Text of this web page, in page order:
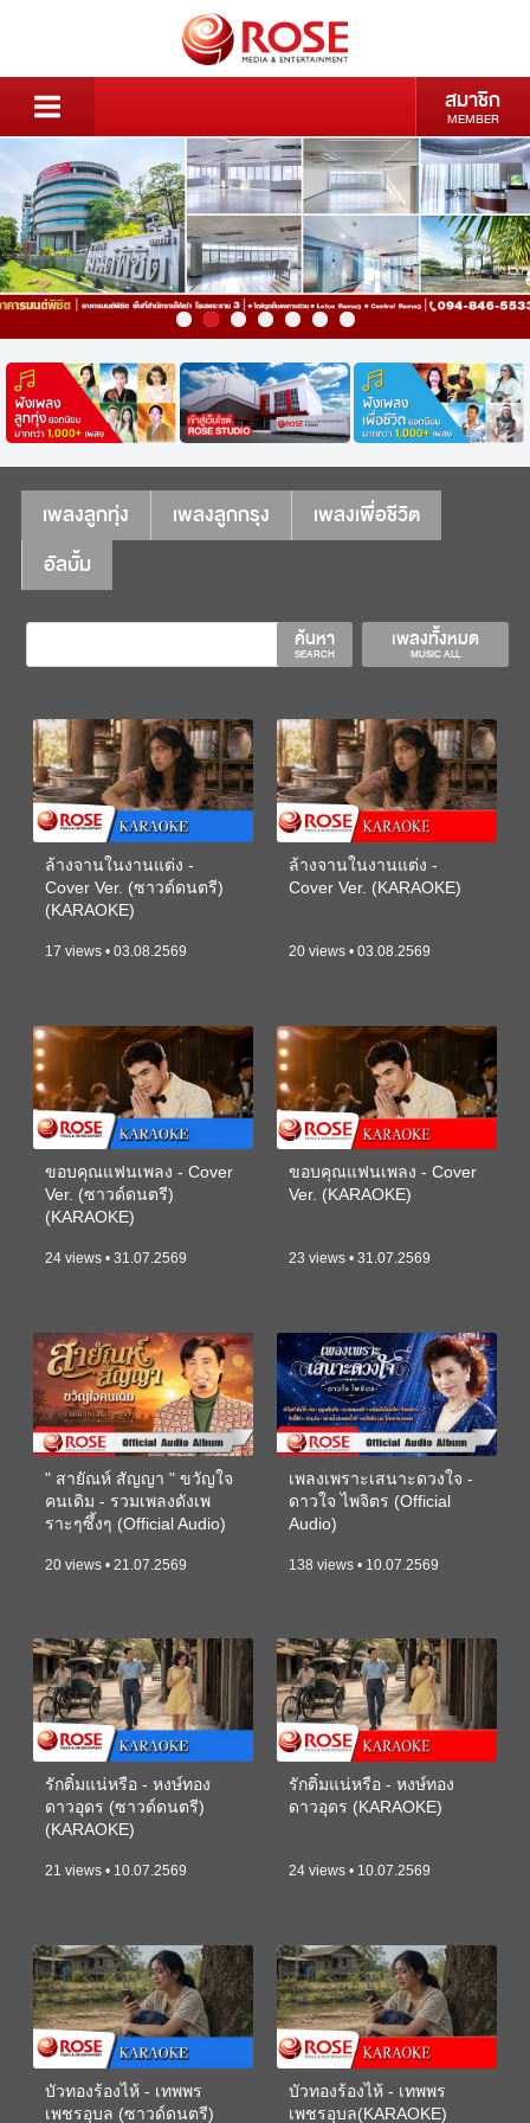
สมาชิก
MEMBER
เพลงลูกทุ่ง เพลงลูกกรุง
เพลงเพื่อชีวิต
อัลบั้ม
เพลงทั้งหมด
MUSIC ALL
ค้นหา
SEARCH
ล้างจานในงานแต่ง -
Cover Ver. (ซาวด์ดนตรี)
(KARAOKE)
17 views • 03.08.2569
ล้างจานในงานแต่ง -
Cover Ver. (KARAOKE)
20 views • 03.08.2569
ขอบคุณแฟนเพลง - Cover
Ver. (ซาวด์ดนตรี)
(KARAOKE)
24 views • 31.07.2569
ขอบคุณแฟนเพลง - Cover
Ver. (KARAOKE)
23 views • 31.07.2569
" สายัณห์ สัญญา " ขวัญใจ
คนเดิม - รวมเพลงดังเพ
ราะๆซึ้งๆ (Official Audio)
20 views • 21.07.2569
เพลงเพราะเสนาะดวงใจ -
ดาวใจ ไพจิตร (Official
Audio)
138 views • 10.07.2569
รักติ๋มแน่หรือ - หงษ์ทอง
ดาวอุดร (ซาวด์ดนตรี)
(KARAOKE)
21 views • 10.07.2569
รักติ๋มแน่หรือ - หงษ์ทอง
ดาวอุดร (KARAOKE)
24 views • 10.07.2569
บัวทองร้องไห้ - เทพพร
เพชรอุบล (ซาวด์ดนตรี)
บัวทองร้องไห้ - เทพพร
เพชรอุบล(KARAOKE)